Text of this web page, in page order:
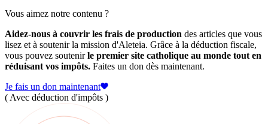
Vous aimez notre contenu ?
Aidez-nous à couvrir les frais de production des articles que vous
lisez et à soutenir la mission d'Aleteia. Grâce à la déduction fiscale,
vous pouvez soutenirle premier site catholique au monde tout en
réduisant vos impôts. Faites un don dès maintenant.
Je fais un don maintenant
( Avec déduction d'impôts )